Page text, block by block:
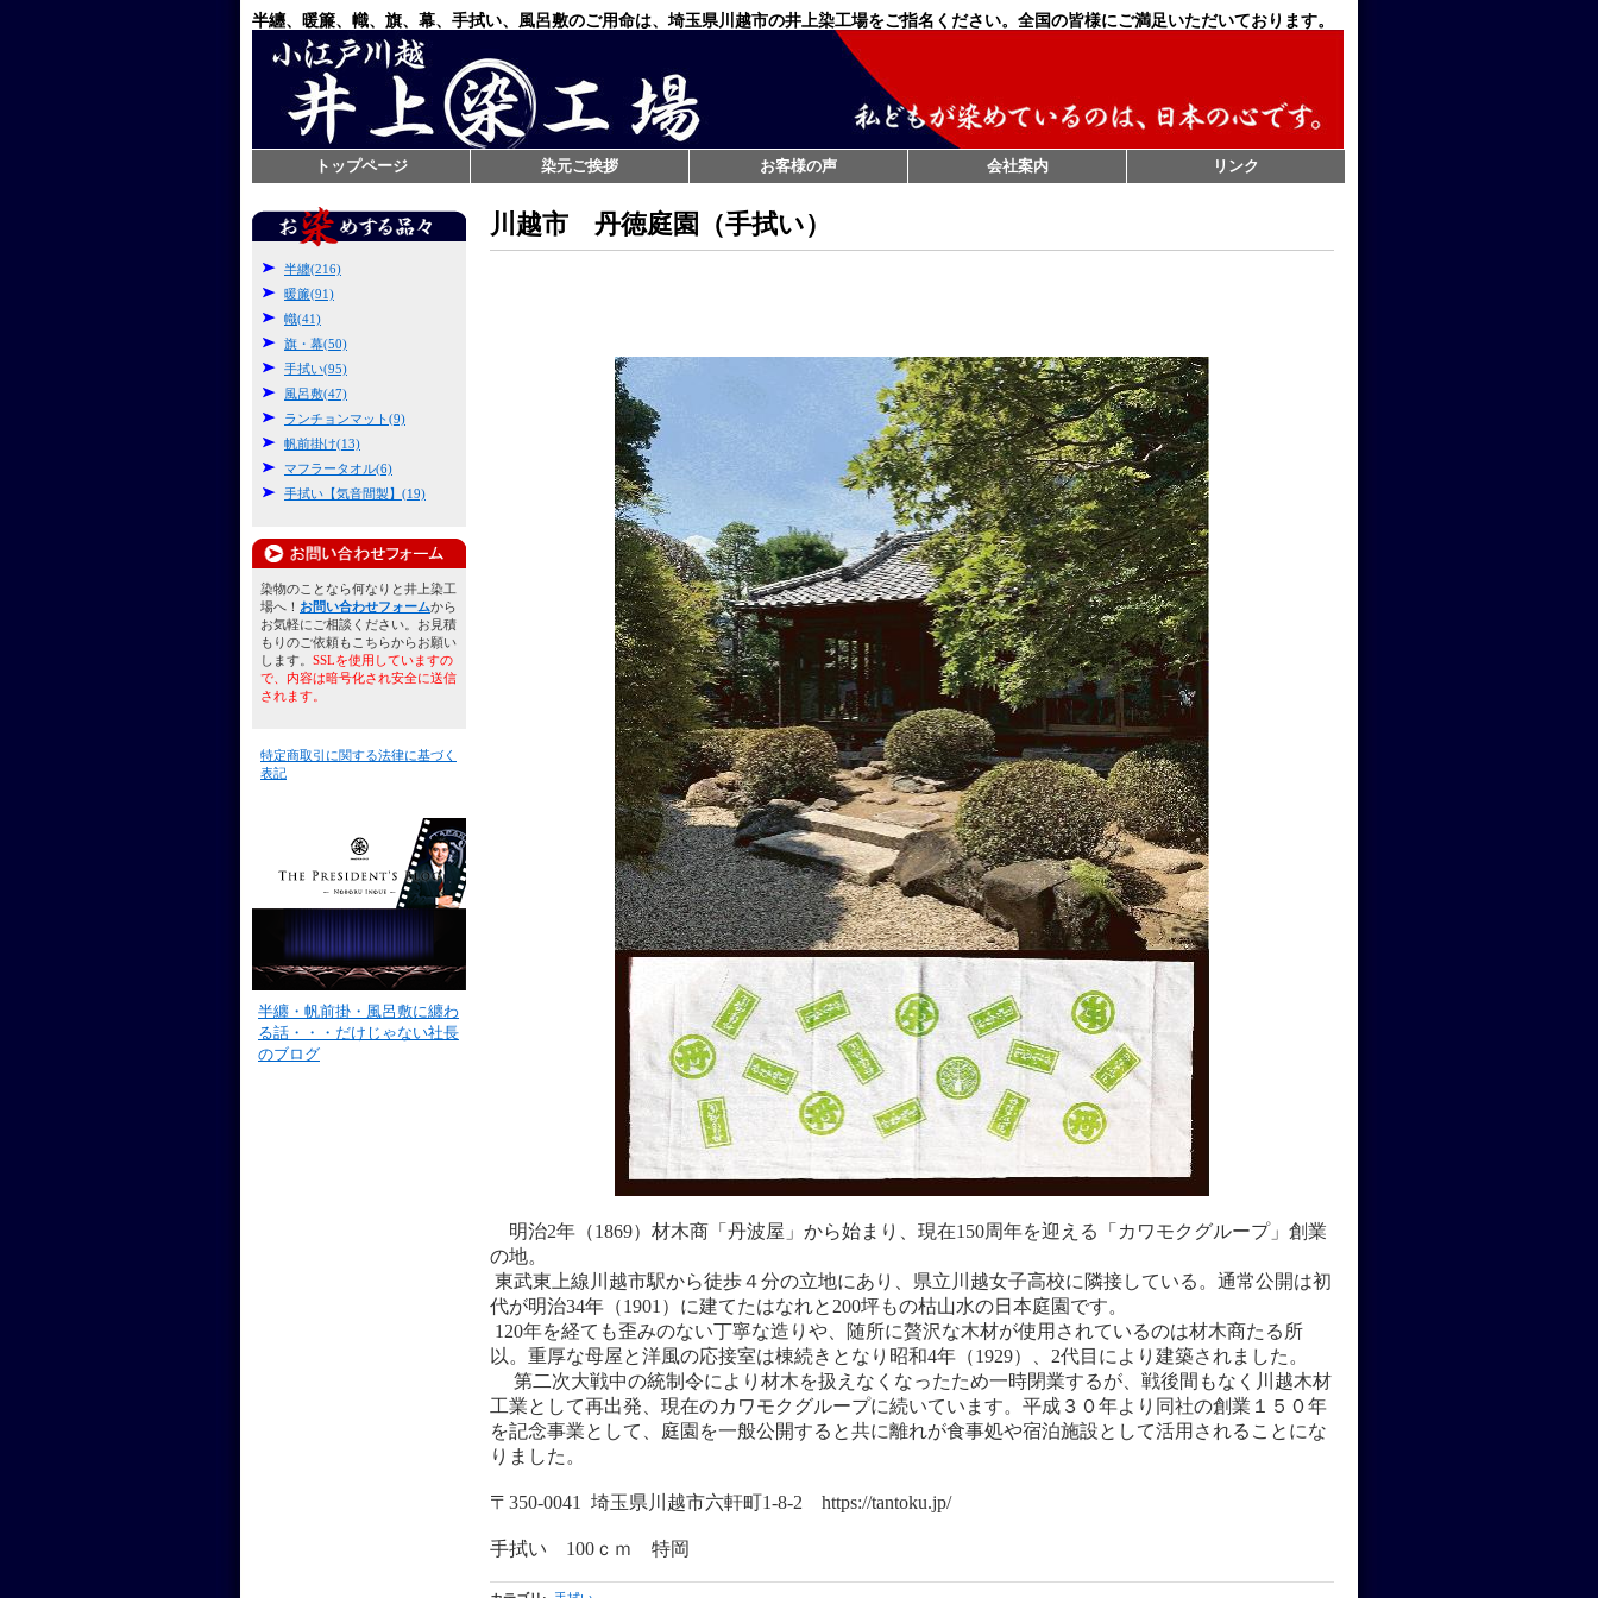
半纏、暖簾、幟、旗、幕、手拭い、風呂敷のご用命は、埼玉県川越市の井上染工場をご指名ください。全国の皆様にご満足いただいております。
トップページ 染元ご挨拶 お客様の声 会社案内 リンク
川越市 丹徳庭園（手拭い）
明治2年（1869）材木商「丹波屋」から始まり、現在150周年を迎える「カワモクグループ」創業
の地。
東武東上線川越市駅から徒歩４分の立地にあり、県立川越女子高校に隣接している。通常公開は初
代が明治34年（1901）に建てたはなれと200坪もの枯山水の日本庭園です。
120年を経ても歪みのない丁寧な造りや、随所に贅沢な木材が使用されているのは材木商たる所
以。重厚な母屋と洋風の応接室は棟続きとなり昭和4年（1929）、2代目により建築されました。
第二次大戦中の統制令により材木を扱えなくなったため一時閉業するが、戦後間もなく川越木材
工業として再出発、現在のカワモクグループに続いています。平成３０年より同社の創業１５０年
を記念事業として、庭園を一般公開すると共に離れが食事処や宿泊施設として活用されることにな
りました。
〒350-0041 埼玉県川越市六軒町1-8-2 https://tantoku.jp/
手拭い 100ｃｍ 特岡
半纏(216)
暖簾(91)
幟(41)
旗・幕(50)
手拭い(95)
風呂敷(47)
ランチョンマット(9)
帆前掛け(13)
マフラータオル(6)
手拭い【気音間製】(19)
染物のことなら何なりと井上染工
場へ！ お問い合わせフォームから
お気軽にご相談ください。お見積
もりのご依頼もこちらからお願い
します。 SSLを使用していますの
で、内容は暗号化され安全に送信
されます。
特定商取引に関する法律に基づく
表記
半纏・帆前掛・風呂敷に纏わ
る話・・・だけじゃない社長
のブログ